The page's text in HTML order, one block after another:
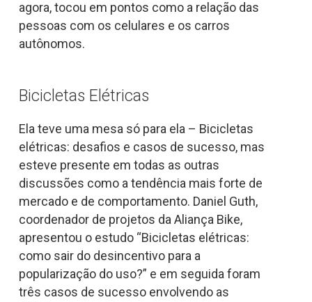
agora, tocou em pontos como a relação das
pessoas com os celulares e os carros
autônomos.
Bicicletas Elétricas
Ela teve uma mesa só para ela – Bicicletas
elétricas: desafios e casos de sucesso, mas
esteve presente em todas as outras
discussões como a tendência mais forte de
mercado e de comportamento. Daniel Guth,
coordenador de projetos da Aliança Bike,
apresentou o estudo “Bicicletas elétricas:
como sair do desincentivo para a
popularização do uso?” e em seguida foram
três casos de sucesso envolvendo as